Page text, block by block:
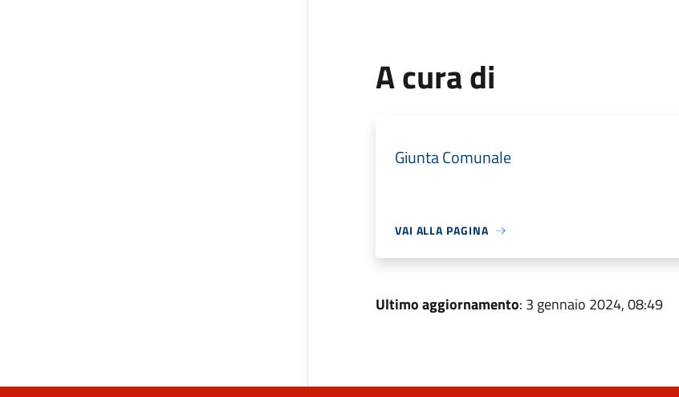
A cura di
Giunta Comunale
VAI ALLA PAGINA
Ultimo aggiornamento: 3 gennaio 2024, 08:49